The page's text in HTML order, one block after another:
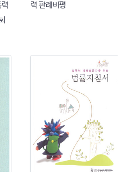
력 판례비평